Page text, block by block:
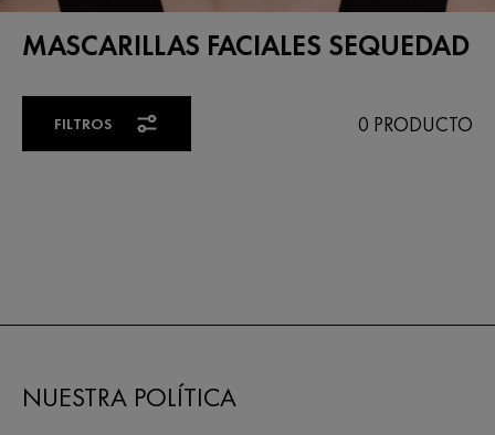
MASCARILLAS FACIALES SEQUEDAD
FILTROS 0 PRODUCTO
NUESTRA POLÍTICA